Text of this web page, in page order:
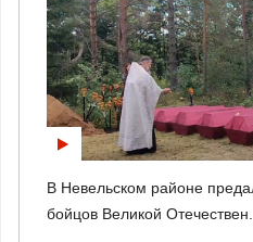
В Невельском районе
бойцов Великой Отечествен...